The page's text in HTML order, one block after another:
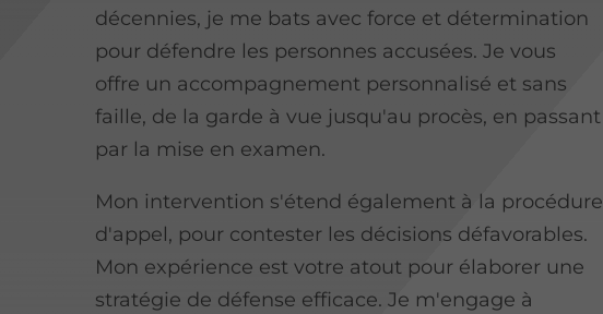
décennies, je me bats avec force et détermination
pour défendre les personnes accusées. Je vous
offre un accompagnement personnalisé et sans
faille, de la garde à vue jusqu'au procès, en passant
par la mise en examen.
Mon intervention s'étend également à la procédure
d'appel, pour contester les décisions défavorables.
Mon expérience est votre atout pour élaborer une
stratégie de défense efficace. Je m'engage à